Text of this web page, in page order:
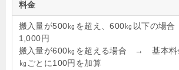
料金
搬入量が500㎏を超え、600㎏以下の
1,000円
搬入量が600㎏を超える場合 → 基本料
㎏ごとに100円を加算